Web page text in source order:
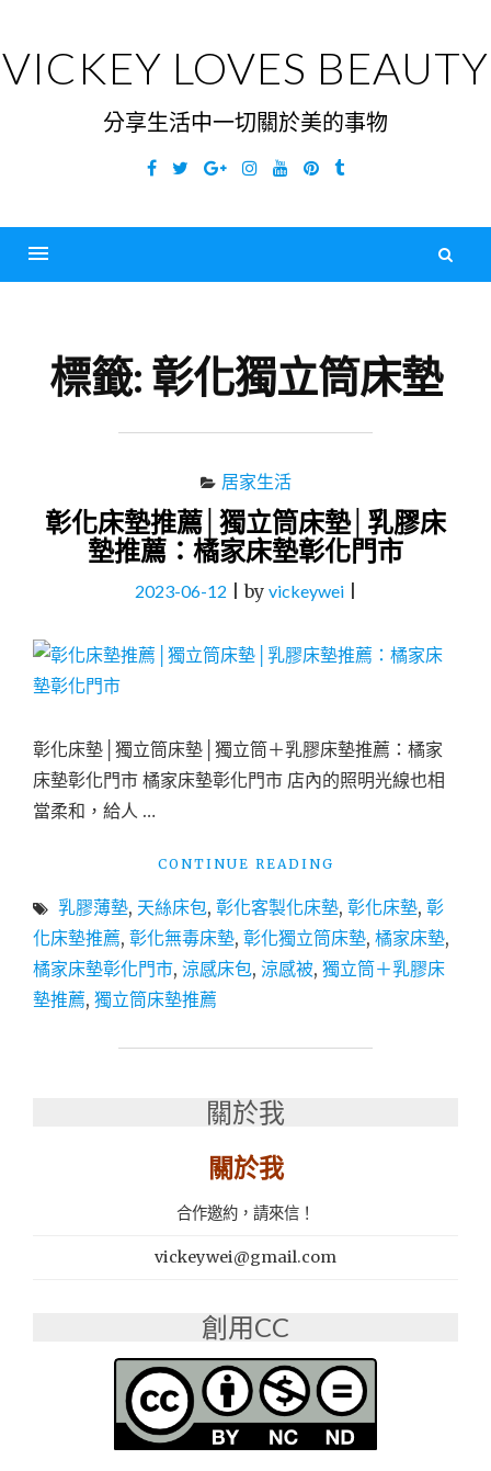
content
VICKEY LOVES BEAUTY
分享生活中一切關於美的事物
Facebook
TwitterGoogleInstagramYouTubePinterest
Tumblr
標籤: 彰化獨立筒床墊
居家生活
彰化床墊推薦│獨立筒床墊│乳膠床
墊推薦：橘家床墊彰化門市
2023-06-12|by vickeywei|
彰化床墊│獨立筒床墊│獨立筒＋乳膠床墊推薦：橘家
床墊彰化門市 橘家床墊彰化門市 店內的照明光線也相
當柔和，給人 …
CONTINUE READING
床
墊
薦
立
推
墊
彰
化
門
乳膠薄墊, 天絲床包, 彰化客製化床墊, 彰化床墊, 彰
化床墊推薦, 彰化無毒床墊, 彰化獨立筒床墊, 橘家床墊,
橘家床墊彰化門市, 涼感床包, 涼感被, 獨立筒＋乳膠床
墊推薦, 獨立筒床墊推薦
關於我
關於我
合作邀約，請來信！
vickeywei@gmail.com
創用CC